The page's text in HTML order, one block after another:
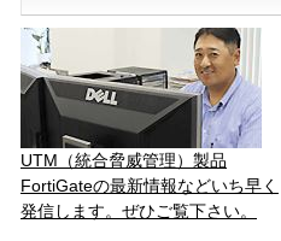
UTM（統合脅威管理）製品
FortiGateの最新情報などいち早く
発信します。ぜひご覧下さい。